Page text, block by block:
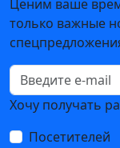
Ценим ваше
только важные
Хочу получать
Посетителей